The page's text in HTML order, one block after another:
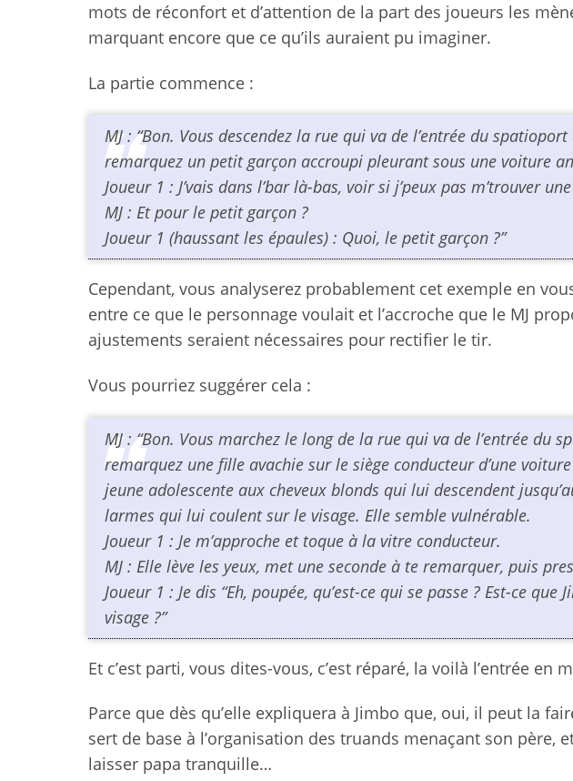
mots de réconfort et d’attention de la part des joueurs les
marquant encore que ce qu’ils auraient pu imaginer.
La partie commence :
MJ : “Bon. Vous descendez la rue qui va de l’entrée du
remarquez un petit garçon accroupi pleurant sous une voiture
Joueur 1 : J’vais dans l’bar là-bas, voir si j’peux pas m’trouver
MJ : Et pour le petit garçon ?
Joueur 1 (haussant les épaules) : Quoi, le petit garçon ?”
Cependant, vous analyserez probablement cet exemple en
entre ce que le personnage voulait et l’accroche que le MJ
ajustements seraient nécessaires pour rectifier le tir.
Vous pourriez suggérer cela :
MJ : “Bon. Vous marchez le long de la rue qui va de l’entrée du
remarquez une fille avachie sur le siège conducteur d’une
jeune adolescente aux cheveux blonds qui lui descendent
larmes qui lui coulent sur le visage. Elle semble vulnérable.
Joueur 1 : Je m’approche et toque à la vitre conducteur.
MJ : Elle lève les yeux, met une seconde à te remarquer, puis
Joueur 1 : Je dis “Eh, poupée, qu’est-ce qui se passe ? Est-ce
visage ?”
Et c’est parti, vous dites-vous, c’est réparé, la voilà l’entrée en
Parce que dès qu’elle expliquera à Jimbo que, oui, il peut la
sert de base à l’organisation des truands menaçant son père,
laisser papa tranquille…